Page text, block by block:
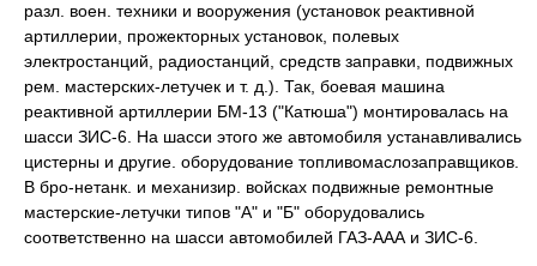
разл. воен. техники и вооружения (установок реактивной
артиллерии, прожекторных установок, полевых
электростанций, радиостанций, средств заправки, подвижных
рем. мастерских-летучек и т. д.). Так, боевая машина
реактивной артиллерии БМ-13 ("Катюша") монтировалась на
шасси ЗИС-6. На шасси этого же автомобиля устанавливались
цистерны и другие. оборудование топливомаслозаправщиков.
В бро-нетанк. и механизир. войсках подвижные ремонтные
мастерские-летучки типов "А" и "Б" оборудовались
соответственно на шасси автомобилей ГАЗ-ААА и ЗИС-6.